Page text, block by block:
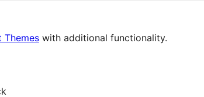
Themes with additional functionality.